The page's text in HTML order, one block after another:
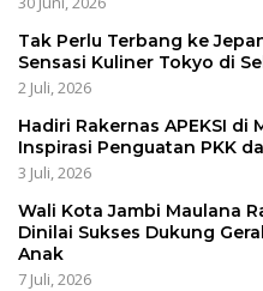
Tak Perlu Terbang ke
Sensasi Kuliner Tokyo di
2 Juli, 2026
Hadiri Rakernas APEKSI di
Inspirasi Penguatan PKK
3 Juli, 2026
Wali Kota Jambi Maulana
Dinilai Sukses Dukung
Anak
7 Juli, 2026